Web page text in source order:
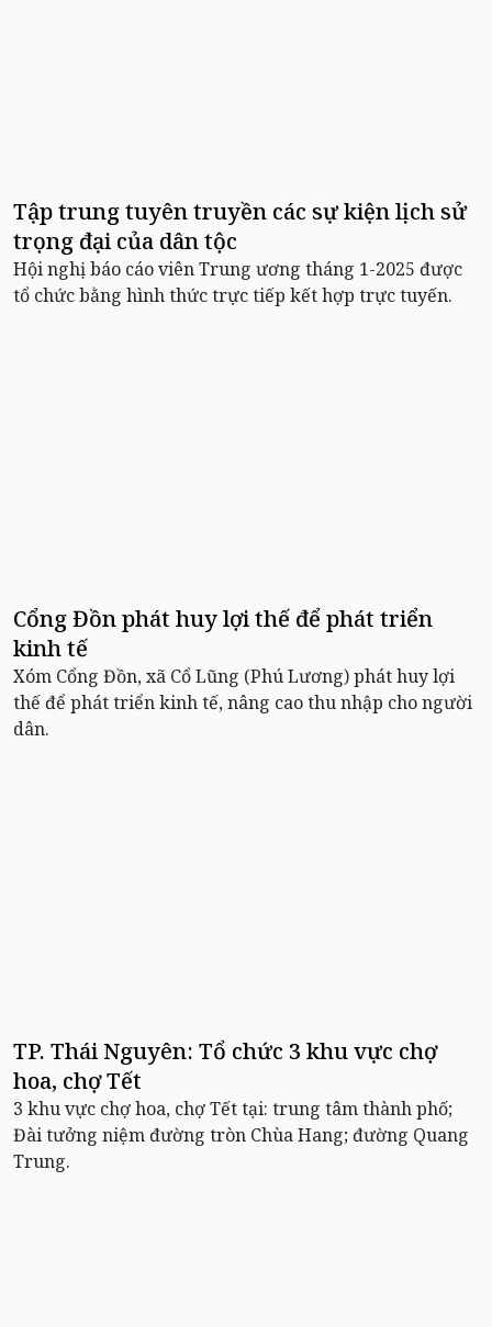
Tập trung tuyên truyền các sự kiện lịch sử
trọng đại của dân tộc
Hội nghị báo cáo viên Trung ương tháng 1-2025 được
tổ chức bằng hình thức trực tiếp kết hợp trực tuyến.
Cổng Đồn phát huy lợi thế để phát triển
kinh tế
Xóm Cổng Đồn, xã Cổ Lũng (Phú Lương) phát huy lợi
thế để phát triển kinh tế, nâng cao thu nhập cho người
dân.
TP. Thái Nguyên: Tổ chức 3 khu vực chợ
hoa, chợ Tết
3 khu vực chợ hoa, chợ Tết tại: trung tâm thành phố;
Đài tưởng niệm đường tròn Chùa Hang; đường Quang
Trung.